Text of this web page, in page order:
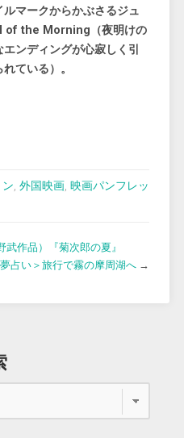
マークからかぶさるジュ
of the Morning（夜明けの
ンディングが心寂しく引
ている）。
, 外国映画, 映画パンフレッ
武作品）『菊次郎の夏』
夢占い＞旅行で霧の摩周湖へ →